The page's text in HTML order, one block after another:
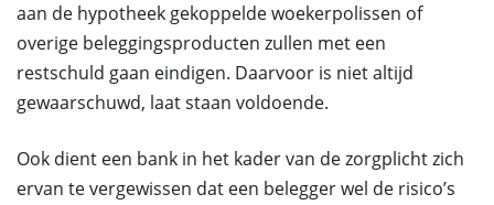
aan de hypotheek gekoppelde woekerpolissen of
overige beleggingsproducten zullen met een
restschuld gaan eindigen. Daarvoor is niet altijd
gewaarschuwd, laat staan voldoende.
Ook dient een bank in het kader van de zorgplicht zich
ervan te vergewissen dat een belegger wel de risico’s